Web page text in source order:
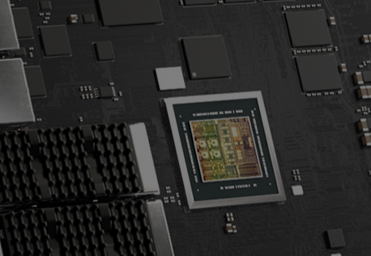
源软件打破性能纪录，使用业界常用的存储介质访问方法NVMe
互联网协议之一TCP网络，其4KB IOPS性能超过500多万，而
BlueField还支持流行的RoCE网络传输选项以提供更高的存储性
BlueField，使用不同类型的存储软件库和不同的应用来模拟
能。BlueField 在InfiniBand网络上还支持快速存储连接，而
络架构。